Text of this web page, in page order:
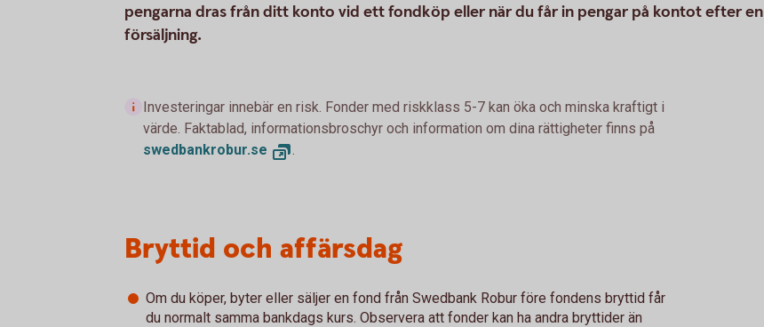
pengarna dras från ditt konto vid ett fondköp eller när du får in pengar på kontot efter en
försäljning.
Investeringar innebär en risk. Fonder med riskklass 5-7 kan öka och minska kraftigt i
värde. Faktablad, informationsbroschyr och information om dina rättigheter finns på
swedbankrobur.se
.
Bryttid och affärsdag
Om du köper, byter eller säljer en fond från Swedbank Robur före fondens bryttid får
du normalt samma bankdags kurs. Observera att fonder kan ha andra bryttider än